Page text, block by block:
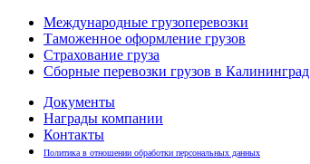
Международные грузоперевозки
Таможенное оформление грузов
Страхование груза
Сборные перевозки грузов в Калининград
Документы
Награды компании
Контакты
Политика в отношении обработки персональных данных